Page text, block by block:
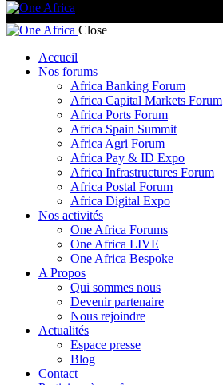
Close
Accueil
Nos forums
Africa Banking Forum
Africa Capital Markets Forum
Africa Ports Forum
Africa Spain Summit
Africa Agri Forum
Africa Pay & ID Expo
Africa Infrastructures Forum
Africa Postal Forum
Africa Digital Expo
Nos activités
One Africa Forums
One Africa LIVE
One Africa Bespoke
A Propos
Qui sommes nous
Devenir partenaire
Nous rejoindre
Actualités
Espace presse
Blog
Contact